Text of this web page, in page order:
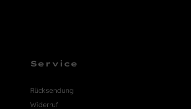
Service
Rücksendung
Widerruf